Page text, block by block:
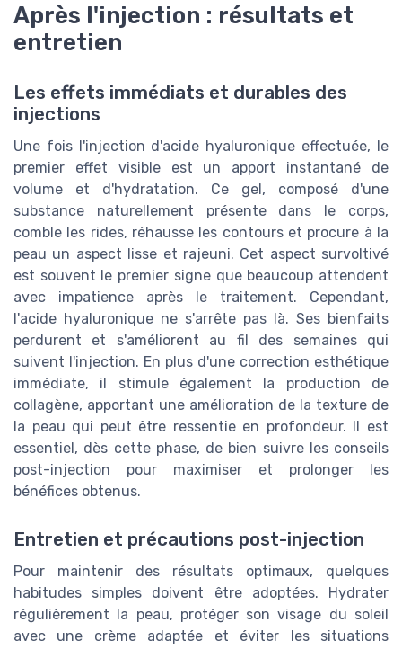
Après l'injection : résultats et
entretien
Les effets immédiats et durables des
injections
Une fois l'injection d'acide hyaluronique effectuée, le
premier effet visible est un apport instantané de
volume et d'hydratation. Ce gel, composé d'une
substance naturellement présente dans le corps,
comble les rides, réhausse les contours et procure à la
peau un aspect lisse et rajeuni. Cet aspect survoltivé
est souvent le premier signe que beaucoup attendent
avec impatience après le traitement. Cependant,
l'acide hyaluronique ne s'arrête pas là. Ses bienfaits
perdurent et s'améliorent au fil des semaines qui
suivent l'injection. En plus d'une correction esthétique
immédiate, il stimule également la production de
collagène, apportant une amélioration de la texture de
la peau qui peut être ressentie en profondeur. Il est
essentiel, dès cette phase, de bien suivre les conseils
post-injection pour maximiser et prolonger les
bénéfices obtenus.
Entretien et précautions post-injection
Pour maintenir des résultats optimaux, quelques
habitudes simples doivent être adoptées. Hydrater
régulièrement la peau, protéger son visage du soleil
avec une crème adaptée et éviter les situations